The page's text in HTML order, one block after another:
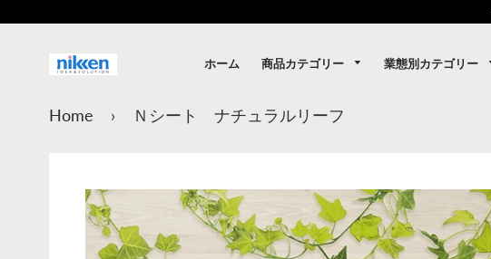
ホーム 商品カテゴリー 業態別カテゴリー
Home › Ｎシート ナチュラルリーフ